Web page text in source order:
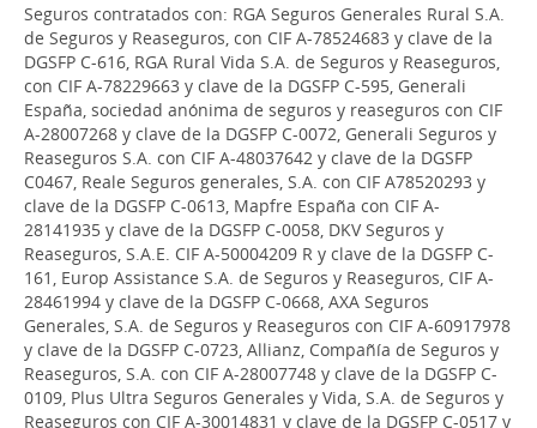
Seguros contratados con: RGA Seguros Generales Rural S.A.
de Seguros y Reaseguros, con CIF A-78524683 y clave de la
DGSFP C-616, RGA Rural Vida S.A. de Seguros y Reaseguros,
con CIF A-78229663 y clave de la DGSFP C-595, Generali
España, sociedad anónima de seguros y reaseguros con CIF
A-28007268 y clave de la DGSFP C-0072, Generali Seguros y
Reaseguros S.A. con CIF A-48037642 y clave de la DGSFP
C0467, Reale Seguros generales, S.A. con CIF A78520293 y
clave de la DGSFP C-0613, Mapfre España con CIF A-
28141935 y clave de la DGSFP C-0058, DKV Seguros y
Reaseguros, S.A.E. CIF A-50004209 R y clave de la DGSFP C-
161, Europ Assistance S.A. de Seguros y Reaseguros, CIF A-
28461994 y clave de la DGSFP C-0668, AXA Seguros
Generales, S.A. de Seguros y Reaseguros con CIF A-60917978
y clave de la DGSFP C-0723, Allianz, Compañía de Seguros y
Reaseguros, S.A. con CIF A-28007748 y clave de la DGSFP C-
0109, Plus Ultra Seguros Generales y Vida, S.A. de Seguros y
Reaseguros con CIF A-30014831 y clave de la DGSFP C-0517 y